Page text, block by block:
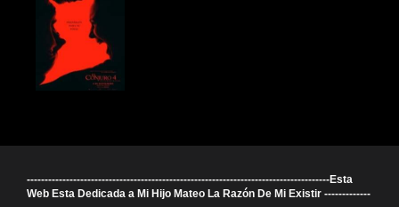
-------------------------------------------------------------------------------------Esta
Web Esta Dedicada a Mi Hijo Mateo La Razón De Mi Existir -------------